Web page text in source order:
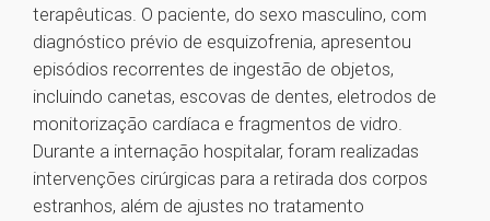
terapêuticas. O paciente, do sexo masculino, com
diagnóstico prévio de esquizofrenia, apresentou
episódios recorrentes de ingestão de objetos,
incluindo canetas, escovas de dentes, eletrodos de
monitorização cardíaca e fragmentos de vidro.
Durante a internação hospitalar, foram realizadas
intervenções cirúrgicas para a retirada dos corpos
estranhos, além de ajustes no tratamento